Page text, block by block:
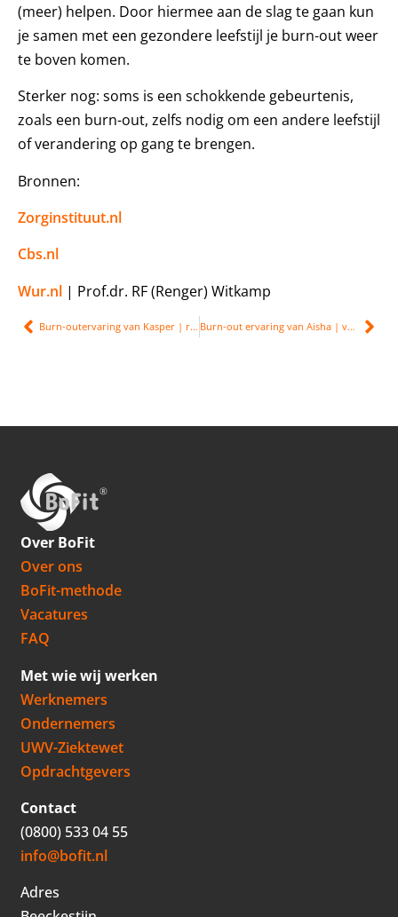
(meer) helpen. Door hiermee aan de slag te gaan kun
je samen met een gezondere leefstijl je burn-out weer
te boven komen.
Sterker nog: soms is een schokkende gebeurtenis,
zoals een burn-out, zelfs nodig om een andere leefstijl
of verandering op gang te brengen.
Bronnen:
Zorginstituut.nl
Cbs.nl
Wur.nl | Prof.dr. RF (Renger) Witkamp
Burn-outervaring van Kasper | relatieproblemen en paniekaanvallen Burn-out ervaring van Aisha | van alles moeten
Over BoFit
Over ons
BoFit-methode
Vacatures
FAQ
Met wie wij werken
Werknemers
Ondernemers
UWV-Ziektewet
Opdrachtgevers
Contact
(0800) 533 04 55
info@bofit.nl
Adres